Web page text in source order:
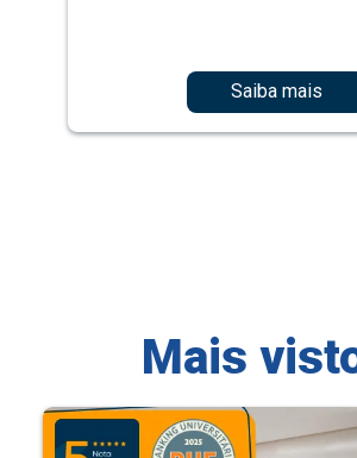
Saiba mais
Mais